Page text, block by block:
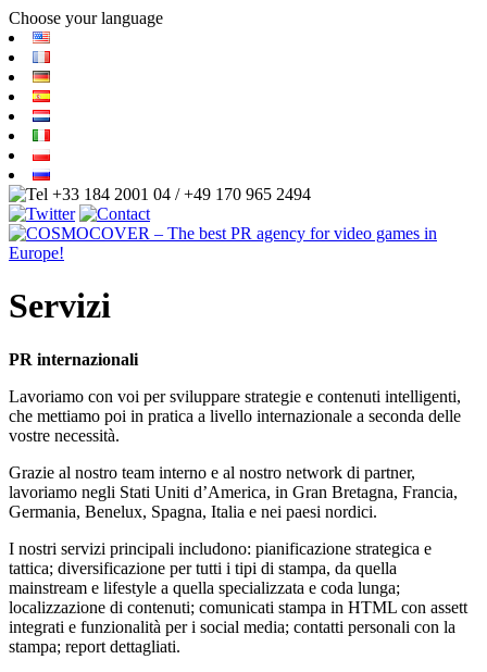
Choose your language
+33 184 2001 04 / +49 170 965 2494
Servizi
PR internazionali
Lavoriamo con voi per sviluppare strategie e contenuti intelligenti,
che mettiamo poi in pratica a livello internazionale a seconda delle
vostre necessità.
Grazie al nostro team interno e al nostro network di partner,
lavoriamo negli Stati Uniti d’America, in Gran Bretagna, Francia,
Germania, Benelux, Spagna, Italia e nei paesi nordici.
I nostri servizi principali includono: pianificazione strategica e
tattica; diversificazione per tutti i tipi di stampa, da quella
mainstream e lifestyle a quella specializzata e coda lunga;
localizzazione di contenuti; comunicati stampa in HTML con assett
integrati e funzionalità per i social media; contatti personali con la
stampa; report dettagliati.